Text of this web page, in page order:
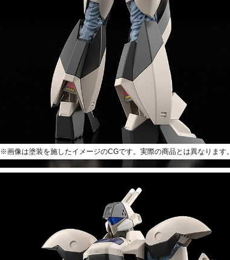
※画像は塗装を施したイメージのCGです。実際の商品とは異なります。